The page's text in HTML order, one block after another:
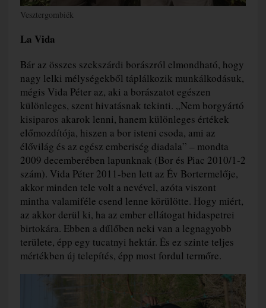
Vesztergombiék
La Vida
Bár az összes szekszárdi borászról elmondható, hogy
nagy lelki mélységekből táplálkozik munkálkodásuk,
mégis Vida Péter az, aki a borászatot egészen
különleges, szent hivatásnak tekinti. „Nem borgyártó
kisiparos akarok lenni, hanem különleges értékek
előmozdítója, hiszen a bor isteni csoda, ami az
élővilág és az egész emberiség diadala” – mondta
2009 decemberében lapunknak (Bor és Piac 2010/1-2
szám). Vida Péter 2011-ben lett az Év Bortermelője,
akkor minden tele volt a nevével, azóta viszont
mintha valamiféle csend lenne körülötte. Hogy miért,
az akkor derül ki, ha az ember ellátogat hidaspetrei
birtokára. Ebben a dűlőben neki van a legnagyobb
területe, épp egy tucatnyi hektár. És ez szinte teljes
mértékben új telepítés, épp most fordul termőre.